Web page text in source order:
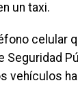
un taxi.
celular
vehículos